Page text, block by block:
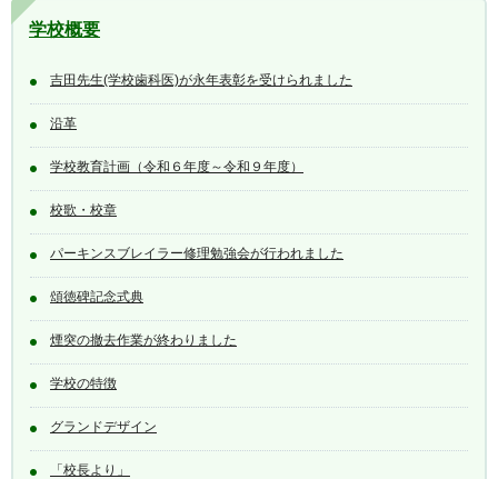
学校概要
吉田先生(学校歯科医)が永年表彰を受けられました
沿革
学校教育計画（令和６年度～令和９年度）
校歌・校章
パーキンスブレイラー修理勉強会が行われました
頌徳碑記念式典
煙突の撤去作業が終わりました
学校の特徴
グランドデザイン
「校長より」